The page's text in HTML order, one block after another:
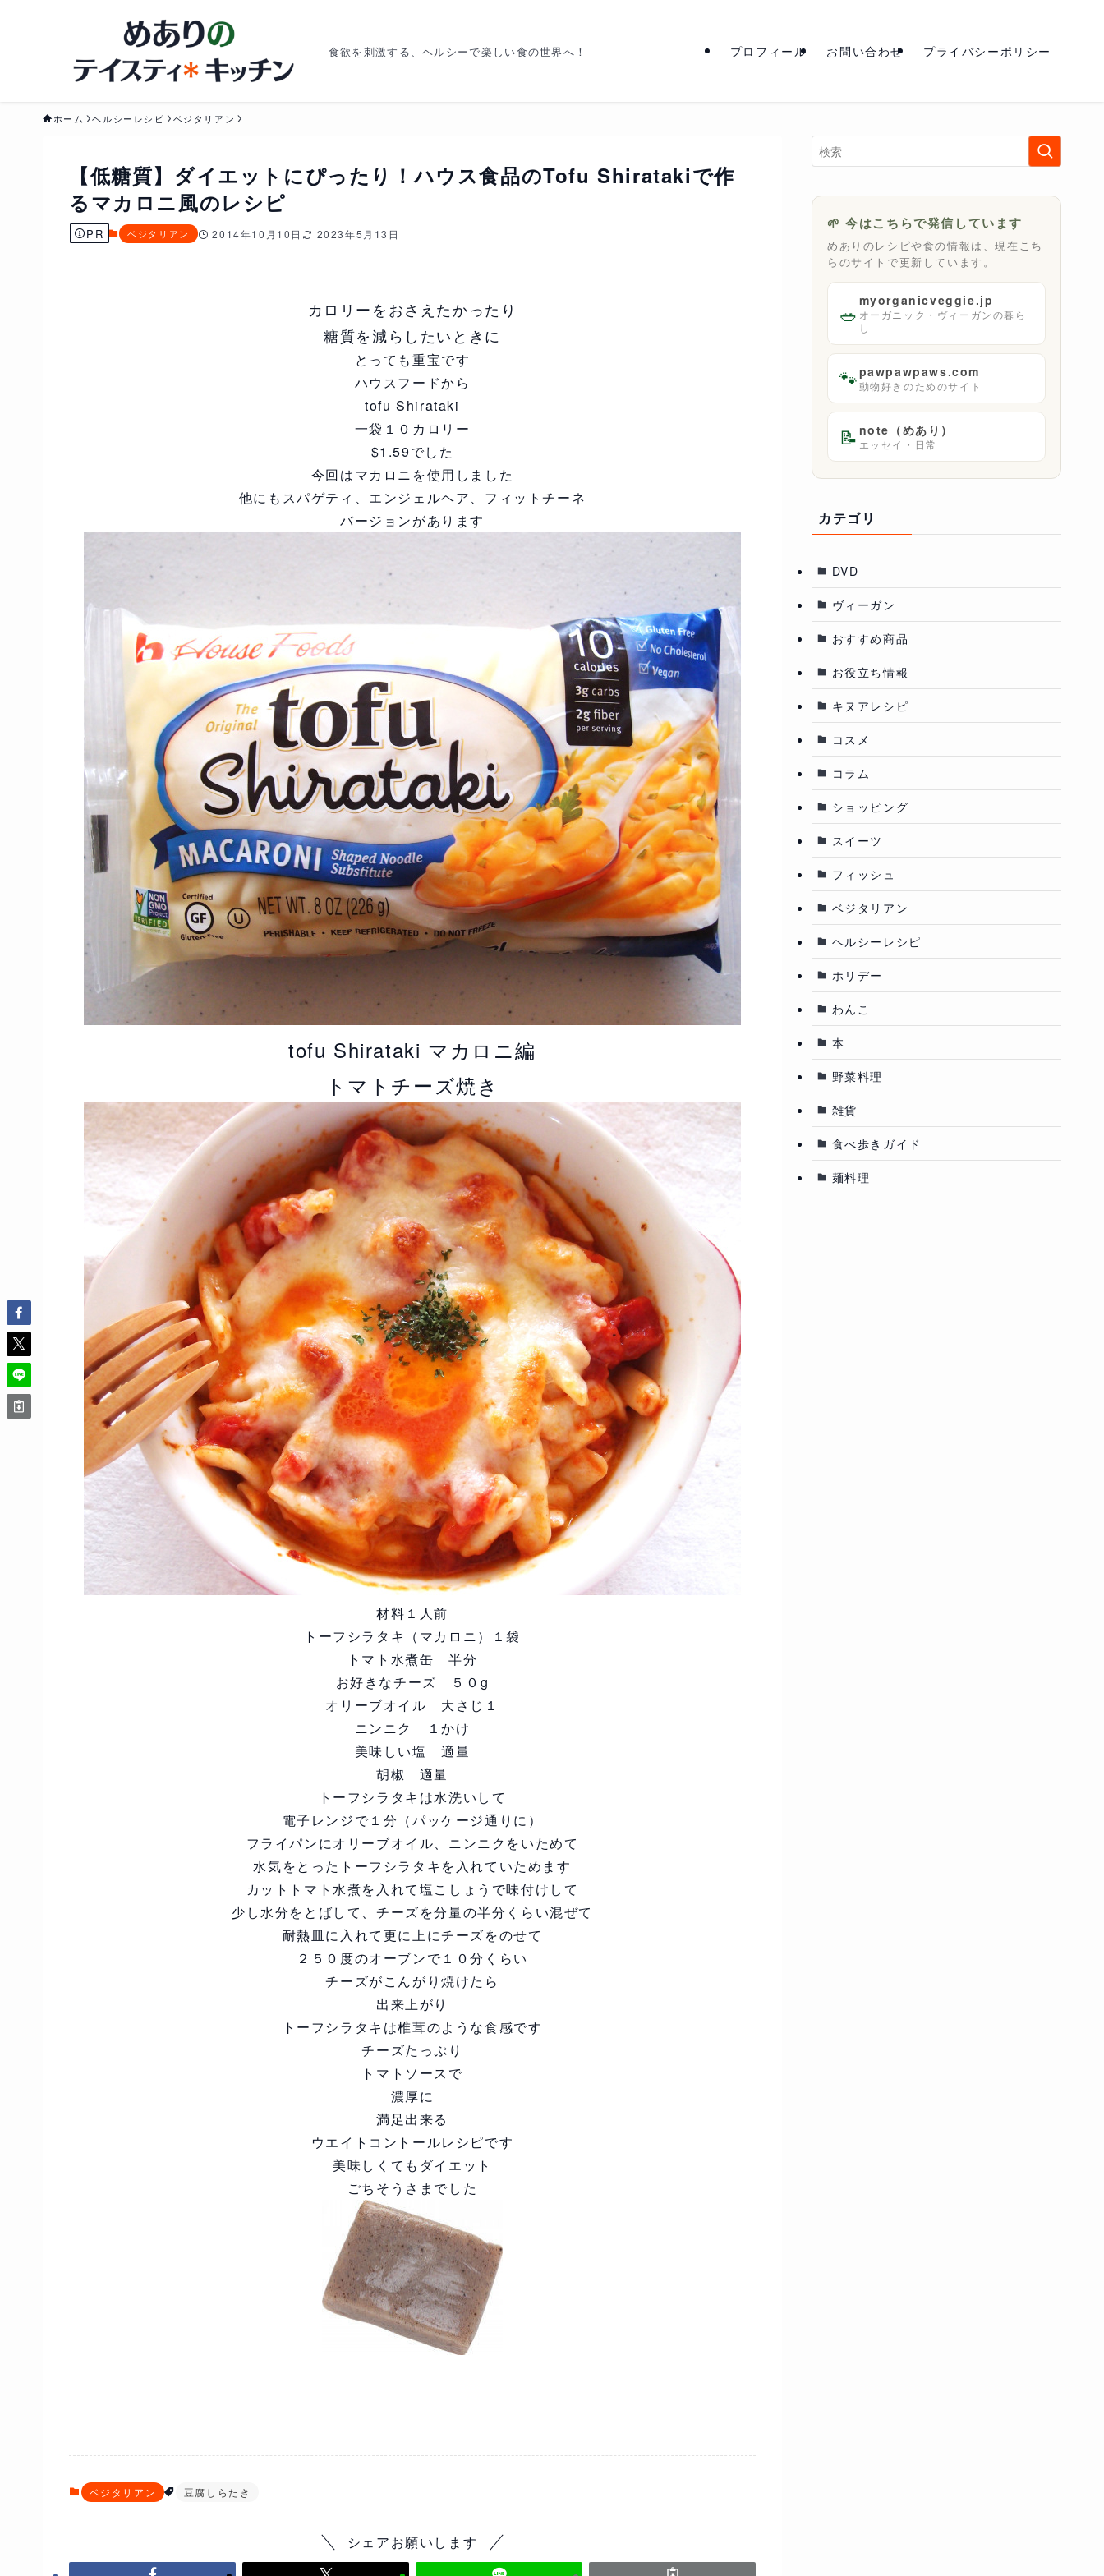
食欲を刺激する、ヘルシーで楽しい食の世界へ！ プロフィール お問い合わせ プライバシーポリシー
ホーム ヘルシーレシピ ベジタリアン
【低糖質】ダイエットにぴったり！ハウス食品のTofu Shiratakiで作
るマカロニ風のレシピ
PR ベジタリアン 2014年10月10日 2023年5月13日
カロリーをおさえたかったり
糖質を減らしたいときに
とっても重宝です
ハウスフードから
tofu Shirataki
一袋１０カロリー
$1.59でした
今回はマカロニを使用しました
他にもスパゲティ、エンジェルヘア、フィットチーネ
バージョンがあります
tofu Shirataki マカロニ編
トマトチーズ焼き
材料１人前
トーフシラタキ（マカロニ）１袋
トマト水煮缶 半分
お好きなチーズ ５０g
オリーブオイル 大さじ１
ニンニク １かけ
美味しい塩 適量
胡椒 適量
トーフシラタキは水洗いして
電子レンジで１分（パッケージ通りに）
フライパンにオリーブオイル、ニンニクをいためて
水気をとったトーフシラタキを入れていためます
カットトマト水煮を入れて塩こしょうで味付けして
少し水分をとばして、チーズを分量の半分くらい混ぜて
耐熱皿に入れて更に上にチーズをのせて
２５０度のオーブンで１０分くらい
チーズがこんがり焼けたら
出来上がり
トーフシラタキは椎茸のような食感です
チーズたっぷり
トマトソースで
濃厚に
満足出来る
ウエイトコントールレシピです
美味しくてもダイエット
ごちそうさまでした
ベジタリアン 豆腐しらたき
シェアお願いします
🌱 今はこちらで発信しています
めありのレシピや食の情報は、現在こち
らのサイトで更新しています。
🥗
myorganicveggie.jp
オーガニック・ヴィーガンの暮ら
し
🐾pawpawpaws.com
動物好きのためのサイト
📝 note（めあり）
エッセイ・日常
カテゴリ
DVD
ヴィーガン
おすすめ商品
お役立ち情報
キヌアレシピ
コスメ
コラム
ショッピング
スイーツ
フィッシュ
ベジタリアン
ヘルシーレシピ
ホリデー
わんこ
本
野菜料理
雑貨
食べ歩きガイド
麺料理